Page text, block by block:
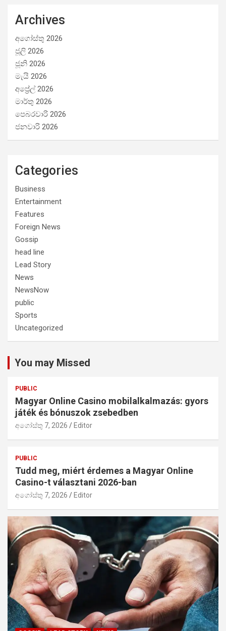
Archives
අගෝස්තු 2026
ජූලි 2026
ජූනි 2026
මැයි 2026
අප්‍රේල් 2026
මාර්තු 2026
පෙබරවාරි 2026
ජනවාරි 2026
Categories
Business
Entertainment
Features
Foreign News
Gossip
head line
Lead Story
News
NewsNow
public
Sports
Uncategorized
You may Missed
PUBLIC
Magyar Online Casino mobilalkalmazás: gyors
játék és bónuszok zsebedben
අගෝස්තු 7, 2026 Editor
PUBLIC
Tudd meg, miért érdemes a Magyar Online
Casino-t választani 2026-ban
අගෝස්තු 7, 2026 Editor